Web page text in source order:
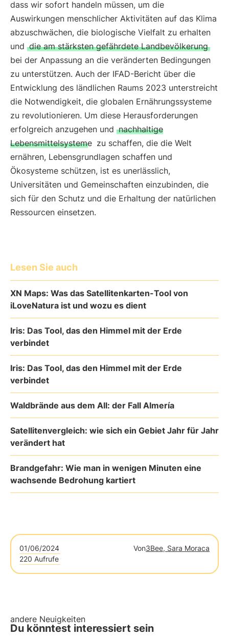
dass wir sofort handeln müssen, um die
Auswirkungen menschlicher Aktivitäten auf das Klima
abzuschwächen, die biologische Vielfalt zu erhalten
und die am stärksten gefährdete Landbevölkerung
bei der Anpassung an die veränderten Bedingungen
zu unterstützen. Auch der IFAD-Bericht über die
Entwicklung des ländlichen Raums 2023 unterstreicht
die Notwendigkeit, die globalen Ernährungssysteme
zu revolutionieren. Um diese Herausforderungen
erfolgreich anzugehen und nachhaltige
Lebensmittelsysteme zu schaffen, die die Welt
ernähren, Lebensgrundlagen schaffen und
Ökosysteme schützen, ist es unerlässlich,
Universitäten und Gemeinschaften einzubinden, die
sich für den Schutz und die Erhaltung der natürlichen
Ressourcen einsetzen.
Lesen Sie auch
XN Maps: Was das Satellitenkarten-Tool von
iLoveNatura ist und wozu es dient
Iris: Das Tool, das den Himmel mit der Erde
verbindet
Iris: Das Tool, das den Himmel mit der Erde
verbindet
Waldbrände aus dem All: der Fall Almería
Satellitenvergleich: wie sich ein Gebiet Jahr für Jahr
verändert hat
Brandgefahr: Wie man in wenigen Minuten eine
wachsende Bedrohung kartiert
01/06/2024 Von3Bee, Sara Moraca
220 Aufrufe
andere Neuigkeiten
Du könntest interessiert sein